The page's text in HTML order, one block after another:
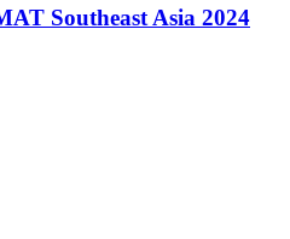
Southeast Asia 2024